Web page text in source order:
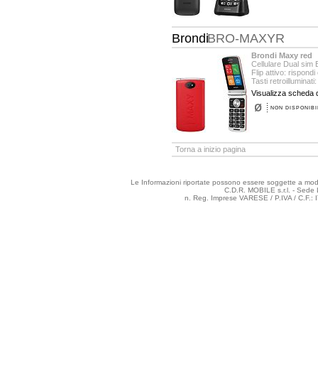
BrondiBRO-MAXYR
Brondi Maxy red
Cellulare Dual sim
Flip attivo:
Tasti
Visualizza scheda
NON
Torna a inizio pagina
Le Informazioni riportate possono essere soggette a
C.D.R. MOBILE s.r.l. -
n. Reg. Imprese VARESE / P.IVA /